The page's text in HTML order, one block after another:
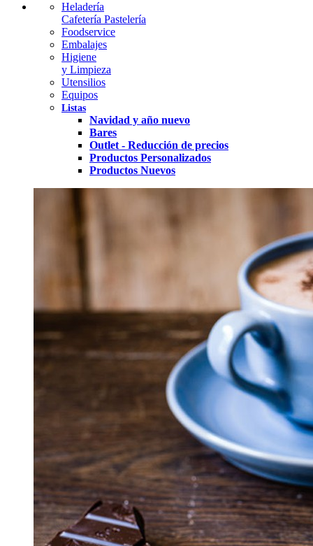
Heladería
Cafetería Pastelería
Foodservice
Embalajes
Higiene
y Limpieza
Utensilios
Equipos
Listas
Navidad y año nuevo
Bares
Outlet - Reducción de precios
Productos Personalizados
Productos Nuevos